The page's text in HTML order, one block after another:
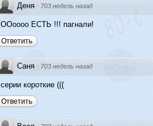
Деня · 703 недель назад
ООоооо ЕСТЬ !!! пагнали!
Ответить
Саня · 703 недель назад
серии короткие (((
Ответить